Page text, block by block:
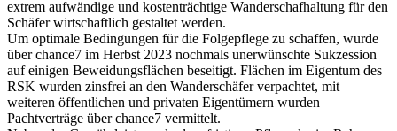
extrem aufwändige und kostenträchtige Wanderschafhaltung für den
Schäfer wirtschaftlich gestaltet werden.
Um optimale Bedingungen für die Folgepflege zu schaffen, wurde
über chance7 im Herbst 2023 nochmals unerwünschte Sukzession
auf einigen Beweidungsflächen beseitigt. Flächen im Eigentum des
RSK wurden zinsfrei an den Wanderschäfer verpachtet, mit
weiteren öffentlichen und privaten Eigentümern wurden
Pachtverträge über chance7 vermittelt.